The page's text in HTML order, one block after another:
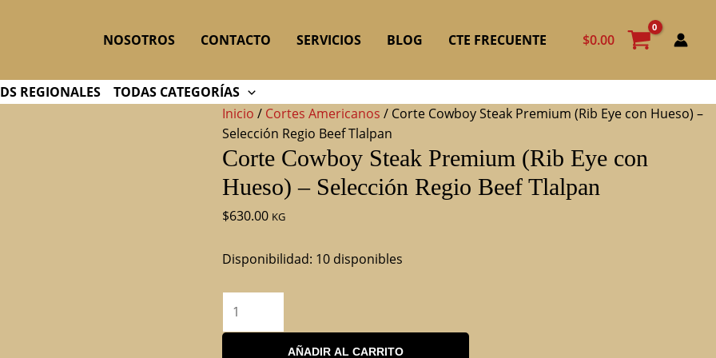
NOSOTROS CONTACTO SERVICIOS BLOG CTE FRECUENTE $0.00
REGIONALES
TODAS CATEGORÍAS
Inicio / Cortes Americanos / Corte Cowboy Steak Premium (Rib Eye con Hueso) –
Selección Regio Beef Tlalpan
Corte Cowboy Steak Premium (Rib Eye con
Hueso) – Selección Regio Beef Tlalpan
$630.00 KG
Disponibilidad: 10 disponibles
Steak
(Rib
Eye
con
Hueso)
–
Selección
Regio
cantidad
AÑADIR AL CARRITO